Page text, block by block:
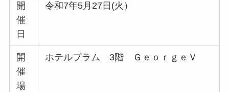
開
催
日
令和7年5月27日(火）
開
催
場
ホテルプラム 3階 ＧｅｏｒｇｅＶ